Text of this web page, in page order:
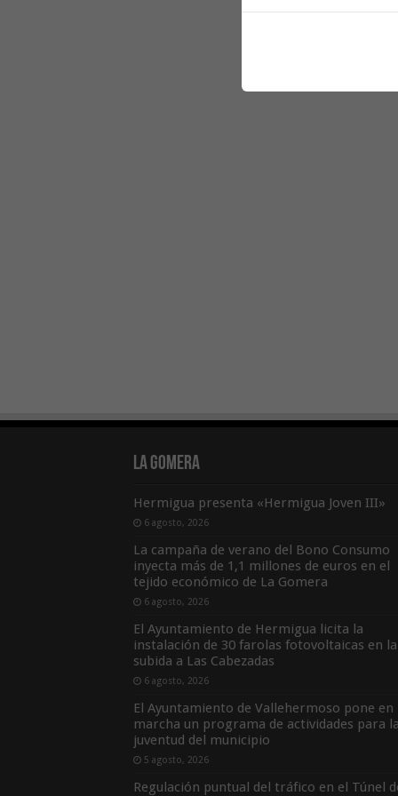
La Gomera
Hermigua presenta «Hermigua Joven III»
6 agosto, 2026
La campaña de verano del Bono Consumo
inyecta más de 1,1 millones de euros en el
tejido económico de La Gomera
6 agosto, 2026
El Ayuntamiento de Hermigua licita la
instalación de 30 farolas fotovoltaicas en la
subida a Las Cabezadas
6 agosto, 2026
El Ayuntamiento de Vallehermoso pone en
marcha un programa de actividades para la
juventud del municipio
5 agosto, 2026
Regulación puntual del tráfico en el Túnel